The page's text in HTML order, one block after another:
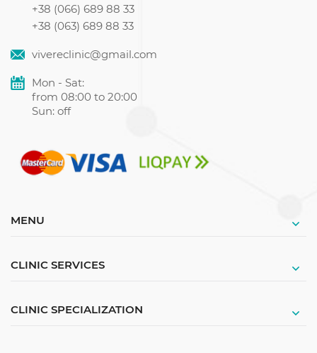
+38 (066) 689 88 33
+38 (063) 689 88 33
vivereclinic@gmail.com
Mon - Sat:
from 08:00 to 20:00
Sun: off
MENU
CLINIC SERVICES
CLINIC SPECIALIZATION